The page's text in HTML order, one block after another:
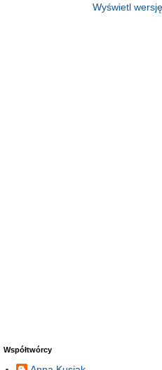
Wyświetl
Współtwórcy